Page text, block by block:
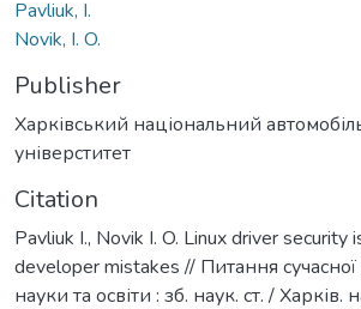
Pavliuk, I.
Novik, I. O.
Publisher
Харківський національний
універститет
Citation
Pavliuk I., Novik I. O. Linux driver security
developer mistakes // Питання сучасної
науки та освіти : зб. наук. ст. / Харків.